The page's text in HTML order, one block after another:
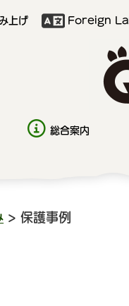
上げ Foreign
総合案内
> 保護事例